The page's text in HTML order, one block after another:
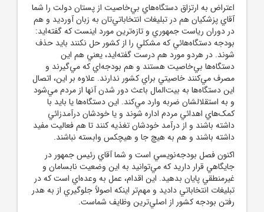
اعتراض به ارتزاق دستگاه‌هاي بي‌خاصيت از پستان دولت را شما
آقاي پزشکيان هم در تبليغات انتخاباتي‌تان به زبان آورديد و هم
در دوران رياست ‌جمهوري و تازه‌ترين مورد اينست که گفته‌ايد:
بودجه دستگاه‌هائي که مشکلي را از کشور حل نکنند بايد حذف
شوند. در هردو مورد هم درست گفته‌ايد، يعني هم اين
دستگاه‌ها بي‌خاصيت هستند و هم بودجه‌اي که مي‌گيرند و
مصرف مي‌کنند خاصيتي براي کشور ندارند. علاوه بر اين، اتصال
اين دستگاه‌ها به بيت‌المال باعث دور شدن آنها از مردم مي‌شود
و به استقلالشان ضربه وارد مي‌کند. اين دستگاه‌ها يا بايد با
کمک‌هاي اهدائي مردم اداره شوند و يا خودشان درآمدزائي
داشته باشند و از درآمد خودشان تغذيه کنند تا هم فعاليت مفيد
داشته باشند و هم به هيچ جا و هيچکس وابسته نباشند.
اکنون فصل بودجه‌نويسي است و شما آقاي رئيس‌ جمهور در
جايگاهي قرار داريد که مي‌توانيد به اين وضعيت نابسامان و
غيرمنطقي پايان بدهيد. اين اقدام، عمل به وعده‌اي است که در
تبليغات انتخاباتي داديد و مهم‌تر اينکه اصولاً جلوگيري از به هدر
رفتن بودجه کشور از اصلي‌ترين وظايف شماست.